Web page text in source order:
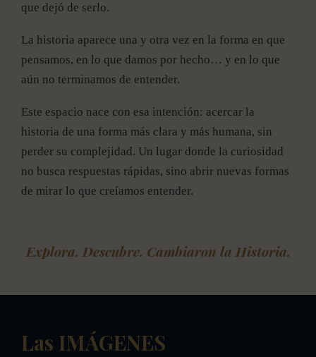
que dejó de serlo.
La historia aparece una y otra vez en la forma en que
pensamos, en lo que damos por hecho… y en lo que
aún no terminamos de entender.
Este espacio nace con esa intención: acercar la
historia de una forma más clara y más humana, sin
perder su complejidad. Un lugar donde la curiosidad
no busca respuestas rápidas, sino abrir nuevas formas
de mirar lo que creíamos entender.
Explora. Descubre. Cambiaron la Historia.
Las IMÁGENES